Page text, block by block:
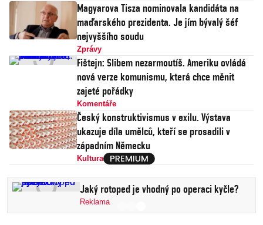
Magyarova Tisza nominovala kandidáta na
maďarského prezidenta. Je jím bývalý šéf
nejvyššího soudu
Zprávy
Fištejn: Slibem nezarmoutíš. Ameriku ovládá
nová verze komunismu, která chce měnit
zajeté pořádky
Komentáře
Český konstruktivismus v exilu. Výstava
ukazuje díla umělců, kteří se prosadili v
západním Německu
Kultura
Jaký rotoped je vhodný po operaci kyčle?
Reklama